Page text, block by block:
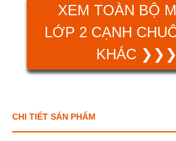
XEM TOÀN BỘ
LỚP 2 CẠNH
KHÁC ❯❯❯
CHI TIẾT SẢN PHẨM